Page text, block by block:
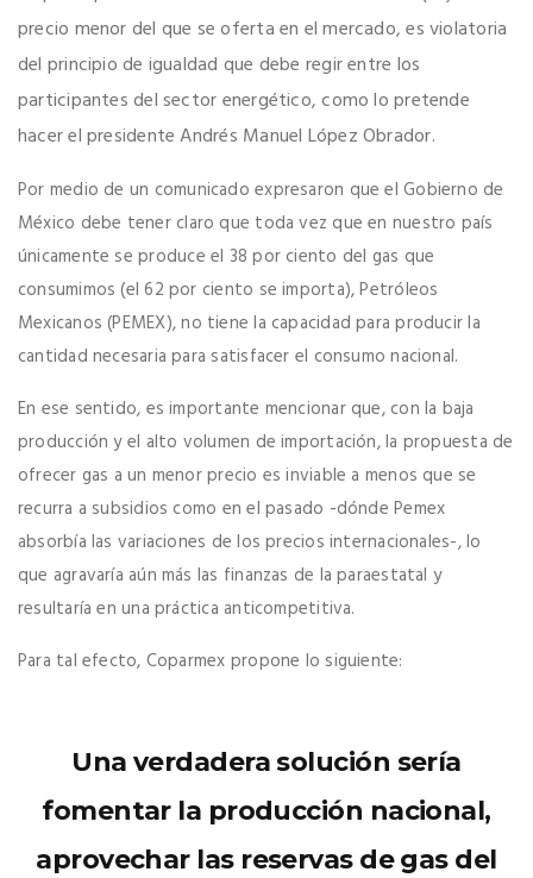
precio menor del que se oferta en el mercado,esviolatoria
del principio de igualdad que debe regir entre los
participantes del sector energético, como lo pretende
hacer el presidente Andrés Manuel López Obrador.
Por medio de un comunicado expresaron que el Gobierno de
México debe tener claro que toda vez que en nuestro país
únicamente se produce el 38 por ciento del gas que
consumimos (el 62 por ciento se importa), Petróleos
Mexicanos (PEMEX), no tiene la capacidad para producir la
cantidad necesaria para satisfacer el consumo nacional.
En ese sentido, es importante mencionar que,con la baja
producción y el alto volumen de importación, la propuesta de
ofrecer gas a un menor precio es inviable a menos que se
recurra a subsidios como en el pasado -dónde Pemex
absorbía las variaciones de los precios internacionales-, lo
que agravaría aún más las finanzas de la paraestatal y
resultaría en una práctica anticompetitiva.
Para tal efecto, Coparmex propone lo siguiente:
Una verdadera solución sería
fomentar la producción nacional,
aprovechar las reservas de gas del